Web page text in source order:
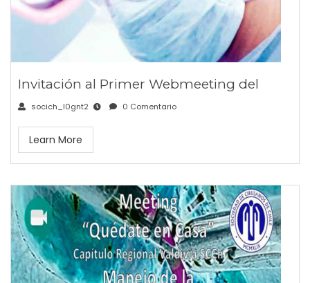
Invitación al Primer Webmeeting del
socich_l0gnt2 0 Comentario
Learn More